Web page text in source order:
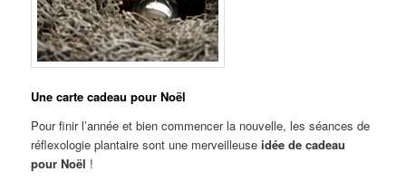
Une carte cadeau pour Noël
Pour finir l’année et bien commencer la nouvelle, les séances de
réflexologie plantaire sont une merveilleuseidée de cadeau
pour Noël !